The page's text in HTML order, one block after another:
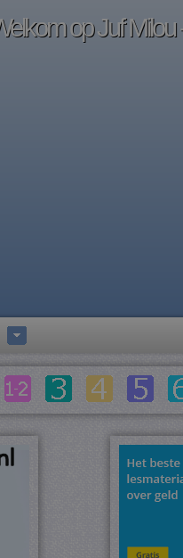
op Juf Milou